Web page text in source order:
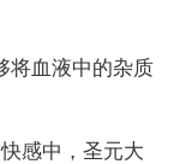
血液中的杂质
感中，圣元大